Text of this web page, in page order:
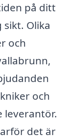
på ditt
Olika
och
och
leverantör.
det är